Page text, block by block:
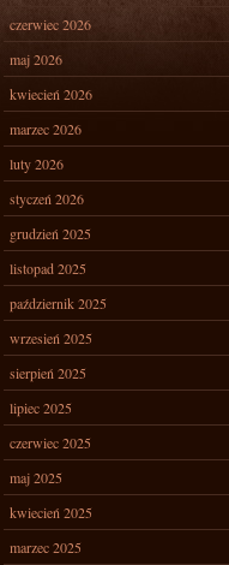
czerwiec 2026
maj 2026
kwiecień 2026
marzec 2026
luty 2026
styczeń 2026
grudzień 2025
listopad 2025
październik 2025
wrzesień 2025
sierpień 2025
lipiec 2025
czerwiec 2025
maj 2025
kwiecień 2025
marzec 2025